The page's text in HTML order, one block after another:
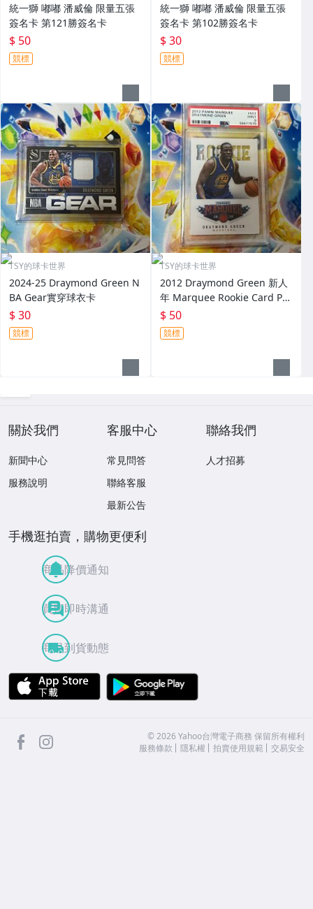
統一獅 嘟嘟 潘威倫 限量五張
簽名卡 第121勝簽名卡
$ 50
競標
統一獅 嘟嘟 潘威倫 限量五張
簽名卡 第102勝簽名卡
$ 30
競標
TSY的球卡世界
2024-25 Draymond Green N
BA Gear實穿球衣卡
$ 30
競標
TSY的球卡世界
2012 Draymond Green 新人
年 Marquee Rookie Card PS
A9
$ 50
競標
關於我們
新聞中心
服務說明
客服中心
常見問答
聯絡客服
最新公告
聯絡我們
人才招募
手機逛拍賣，購物更便利
商品降價通知
買賣即時溝通
商品到貨動態
APP Store
facebook ©2026 Yahoo台灣電子商務 保留所有權利
服務條款
隱私權 拍賣使用規範 交易安全